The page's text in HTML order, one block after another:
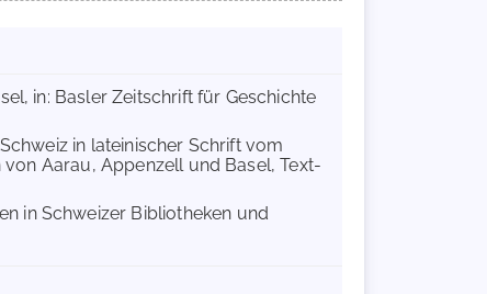
in: Basler Zeitschrift für Geschichte
in lateinischer Schrift vom
Aarau, Appenzell und Basel, Text-
in Schweizer Bibliotheken und